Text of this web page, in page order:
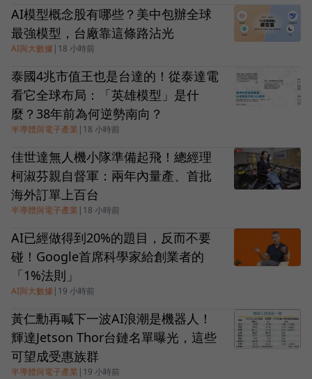
AI模型概念股有哪些？美中包辦全球
最強模型，台廠靠這條路沾光
AI與大數據 | 18 小時前
泰國4兆市值王也是台達的！從泰達電
看它全球布局：「英雄模型」是什
麼？38年前為何逆勢南向？
半導體與電子產業 | 18 小時前
佳世達無人機小隊準備起飛！總經理
柯淑芬親自督軍：兩年內量產、首批
海外訂單上百台
半導體與電子產業 | 18 小時前
AI已經做得到20%的題目，反而不要
碰！Google首席科學家給創業者的
「1%法則」
AI與大數據 | 19 小時前
黃仁勳再喊下一波AI浪潮是機器人！
輝達Jetson Thor台鏈名單曝光，這些
可望成受惠族群
半導體與電子產業 | 19 小時前